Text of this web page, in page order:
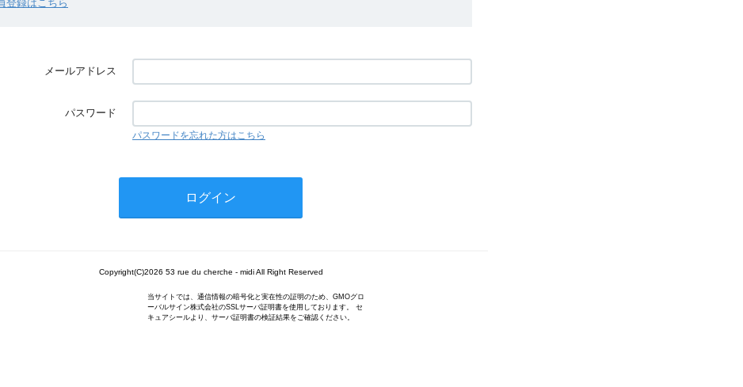
登録はこちら
メールアドレス
パスワード
パスワードを忘れた方はこちら
Copyright(C)2026 53 rue du cherche - midi All Right Reserved
当サイトでは、通信情報の暗号化と実在性の証明のため、GMOグロ
ーバルサイン株式会社のSSLサーバ証明書を使用しております。 セ
キュアシールより、サーバ証明書の検証結果をご確認ください。